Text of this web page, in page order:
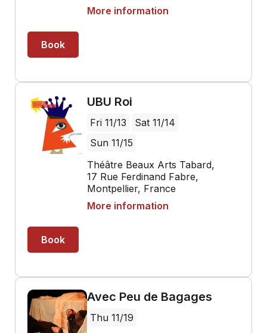
More information
Book
UBU Roi
Fri 11/13
Sat 11/14
Sun 11/15
Théâtre Beaux Arts Tabard,
17 Rue Ferdinand Fabre,
Montpellier, France
More information
Book
Avec Peu de Bagages
Thu 11/19